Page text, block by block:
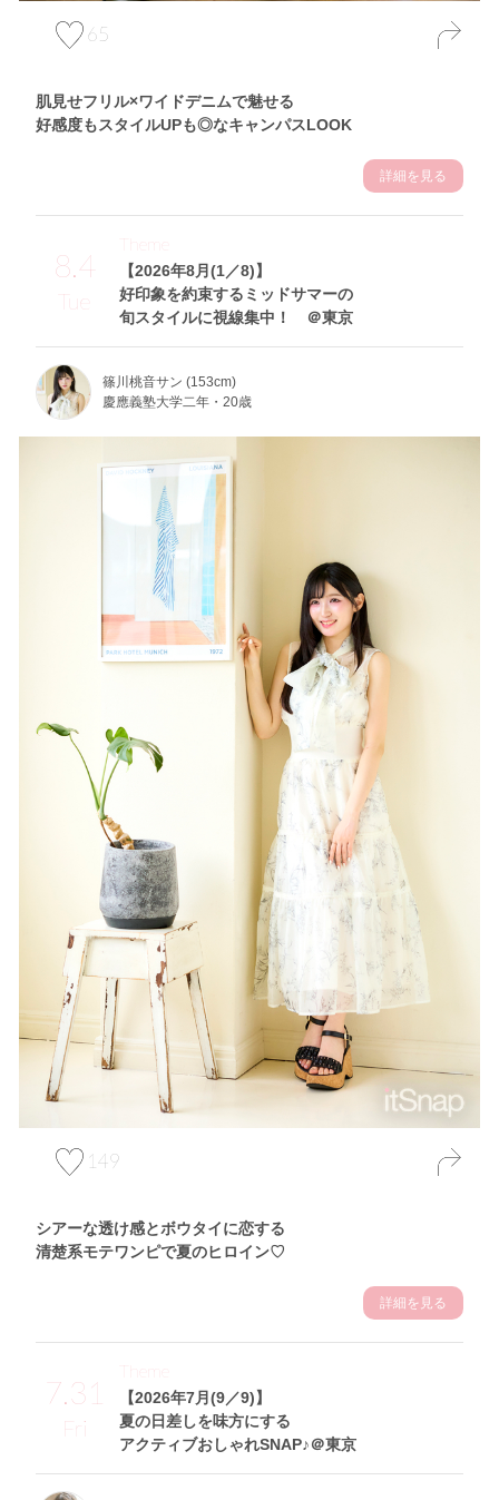
65
肌見せフリル×ワイドデニムで魅せる
好感度もスタイルUPも◎なキャンパスLOOK
詳細を見る
8.4
Tue
【2026年8月(1／8)】
好印象を約束するミッドサマーの
旬スタイルに視線集中！ ＠東京
Theme
篠川桃音サン (153cm)
慶應義塾大学二年・20歳
149
シアーな透け感とボウタイに恋する
清楚系モテワンピで夏のヒロイン♡
詳細を見る
7.31
Fri
【2026年7月(9／9)】
夏の日差しを味方にする
アクティブおしゃれSNAP♪＠東京
Theme